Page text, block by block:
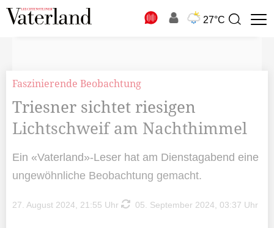
27°C
Suchbegriff
Faszinierende Beobachtung
Triesner sichtet riesigen
Lichtschweif am Nachthimmel
Ein «Vaterland»-Leser hat am Dienstagabend eine
ungewöhnliche Beobachtung gemacht.
27. August 2024, 21:55 Uhr 05. September 2024, 03:37 Uhr